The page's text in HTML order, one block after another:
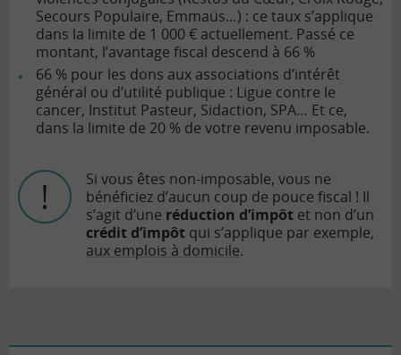
Secours Populaire, Emmaüs…) : ce taux s’applique
dans la limite de 1 000 € actuellement. Passé ce
montant, l’avantage fiscal descend à 66 %
66 % pour les dons aux associations d’intérêt
général ou d’utilité publique : Ligue contre le
cancer, Institut Pasteur, Sidaction, SPA… Et ce,
dans la limite de 20 % de votre revenu imposable.
Si vous êtes non-imposable, vous ne
bénéficiez d’aucun coup de pouce fiscal ! Il
s’agit d’une réduction d’impôt et non d’un
crédit d’impôt qui s’applique par exemple,
aux emplois à domicile.